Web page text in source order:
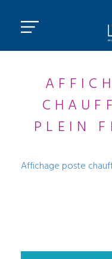
PLEIN
Affichage poste